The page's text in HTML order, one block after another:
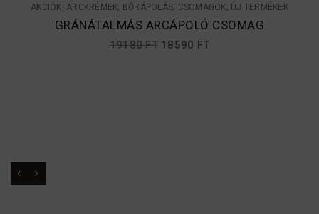
AKCIÓK, ARCKRÉMEK, BŐRÁPOLÁS, CSOMAGOK, ÚJ TERMÉKEK
GRÁNÁTALMÁS ARCÁPOLÓ CSOMAG
19180FT ORIGINAL
18590 FTCURRENT